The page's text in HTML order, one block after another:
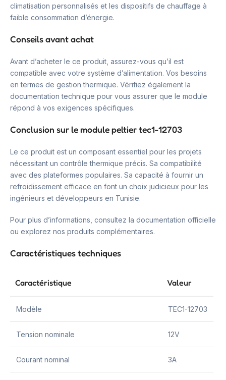
climatisation personnalisés et les dispositifs de chauffage à
faible consommation d’énergie.
Conseils avant achat
Avant d’acheter le ce produit, assurez-vous qu’il est
compatible avec votre système d’alimentation. Vos besoins
en termes de gestion thermique. Vérifiez également la
documentation technique pour vous assurer que le module
répond à vos exigences spécifiques.
Conclusion sur le module peltier tec1-12703
Le ce produit est un composant essentiel pour les projets
nécessitant un contrôle thermique précis. Sa compatibilité
avec des plateformes populaires. Sa capacité à fournir un
refroidissement efficace en font un choix judicieux pour les
ingénieurs et développeurs en Tunisie.
Pour plus d’informations, consultez la documentation officielle
ou explorez nos produits complémentaires.
Caractéristiques techniques
Caractéristique Valeur
Modèle TEC1-12703
Tension nominale 12V
Courant nominal 3A